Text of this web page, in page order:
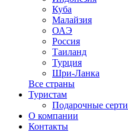
Куба
Малайзия
ОАЭ
Россия
Таиланд
Турция
Шри-Ланка
Все страны
Туристам
Подарочные
О компании
Контакты